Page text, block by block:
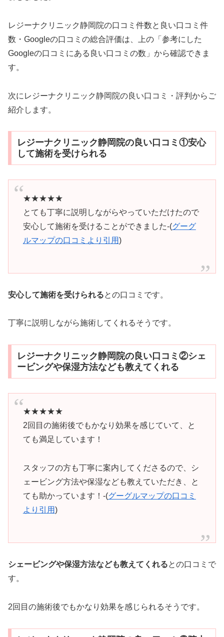
レジーナクリニック静岡院の口コミ件数と良い口コミ件
数・Googleの口コミの総合評価は、上の「参考にした
Googleの口コミにある良い口コミの数」から確認できま
す。
次にレジーナクリニック静岡院の良い口コミ・評判からご
紹介します。
レジーナクリニック静岡院の良い口コミ①安心
して施術を受けられる
★★★★★
とても丁寧に説明しながらやっていただけたので
安心して施術を受けることができました-(グーグ
ルマップの口コミより引用)
安心して施術を受けられるとの口コミです。
丁寧に説明しながら施術してくれるそうです。
レジーナクリニック静岡院の良い口コミ②シェ
ービングや保湿方法なども教えてくれる
★★★★★
2回目の施術後でもかなり効果を感じていて、と
ても満足しています！
スタッフの方も丁寧に案内してくださるので、シ
ェービング方法や保湿なども教えていただき、と
ても助かっています！-(グーグルマップの口コミ
より引用)
シェービングや保湿方法なども教えてくれるとの口コミで
す。
2回目の施術後でもかなり効果を感じられるそうです。